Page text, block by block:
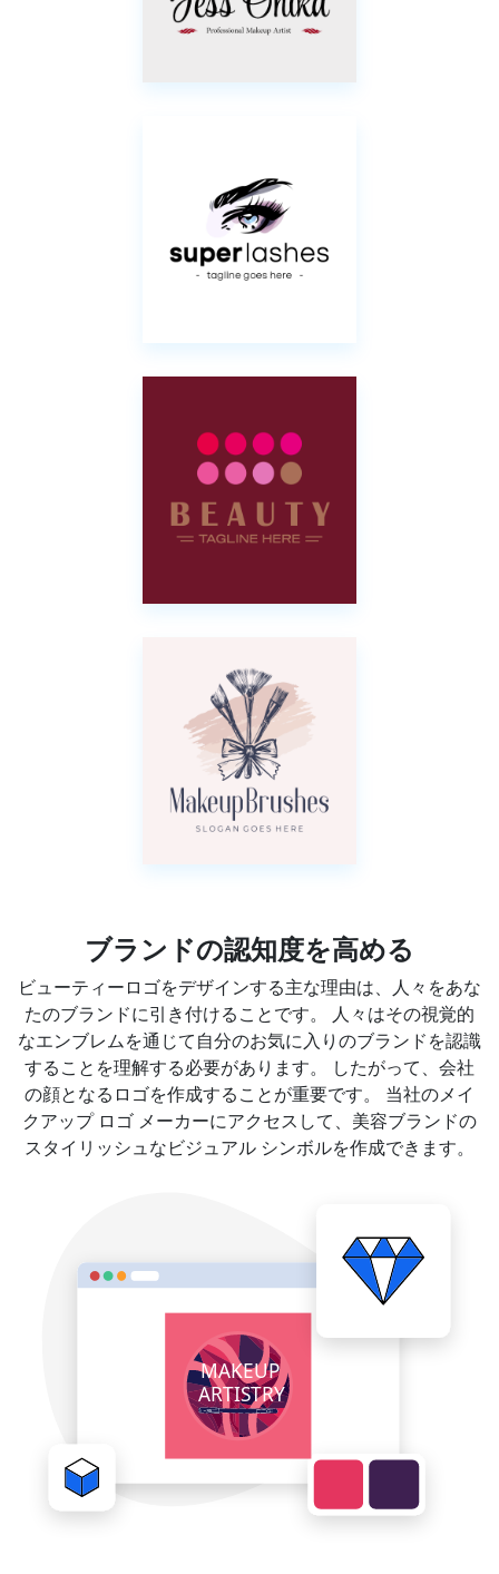
ブランドの認知度を高める
ビューティーロゴをデザインする主な理由は、人々をあな
たのブランドに引き付けることです。 人々はその視覚的
なエンブレムを通じて自分のお気に入りのブランドを認識
することを理解する必要があります。 したがって、会社
の顔となるロゴを作成することが重要です。 当社のメイ
クアップ ロゴ メーカーにアクセスして、美容ブランドの
スタイリッシュなビジュアル シンボルを作成できます。